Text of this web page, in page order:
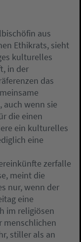
aus
Ethikrats, sieht
kulturelles
in der
das
auch wenn sie
die einen
ein kulturelles
eine
zerfalle
meint die
nur, wenn der
eine
im religiösen
menschlichen
stiller als an